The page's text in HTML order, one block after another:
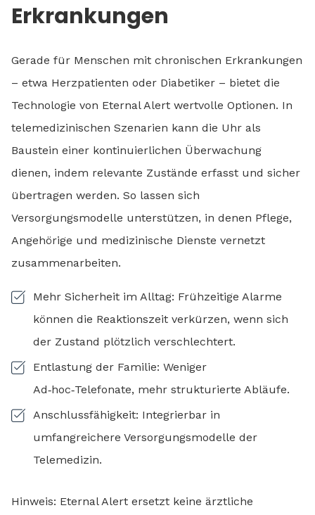
Erkrankungen
Gerade für Menschen mit chronischen Erkrankungen
– etwa Herzpatienten oder Diabetiker – bietet die
Technologie von Eternal Alert wertvolle Optionen. In
telemedizinischen Szenarien kann die Uhr als
Baustein einer kontinuierlichen Überwachung
dienen, indem relevante Zustände erfasst und sicher
übertragen werden. So lassen sich
Versorgungsmodelle unterstützen, in denen Pflege,
Angehörige und medizinische Dienste vernetzt
zusammenarbeiten.
Mehr Sicherheit im Alltag: Frühzeitige Alarme
können die Reaktionszeit verkürzen, wenn sich
der Zustand plötzlich verschlechtert.
Entlastung der Familie: Weniger
Ad‑hoc‑Telefonate, mehr strukturierte Abläufe.
Anschlussfähigkeit: Integrierbar in
umfangreichere Versorgungsmodelle der
Telemedizin.
Hinweis: Eternal Alert ersetzt keine ärztliche